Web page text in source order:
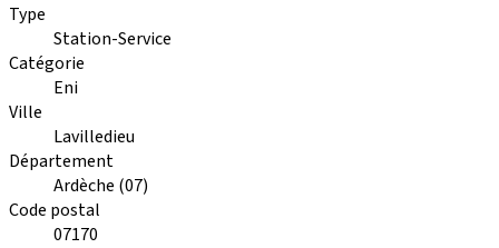
Type
Station-Service
Catégorie
Eni
Ville
Lavilledieu
Département
Ardèche (07)
Code postal
07170